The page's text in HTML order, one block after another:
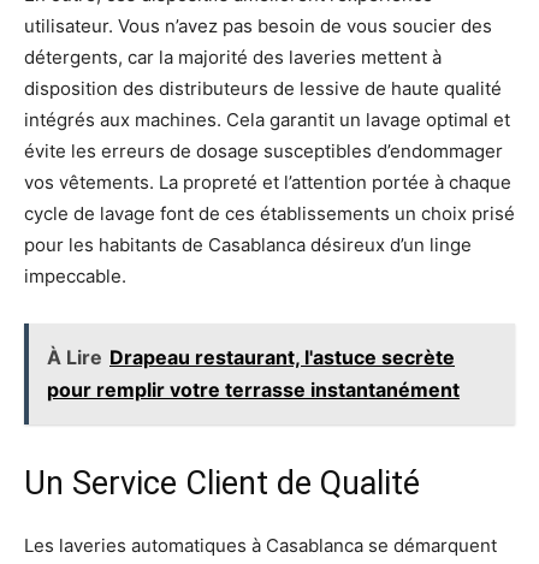
utilisateur. Vous n’avez pas besoin de vous soucier des
détergents, car la majorité des laveries mettent à
disposition des distributeurs de lessive de haute qualité
intégrés aux machines. Cela garantit un lavage optimal et
évite les erreurs de dosage susceptibles d’endommager
vos vêtements. La propreté et l’attention portée à chaque
cycle de lavage font de ces établissements un choix prisé
pour les habitants de Casablanca désireux d’un linge
impeccable.
À Lire Drapeau restaurant, l'astuce secrète
pour remplir votre terrasse instantanément
Un Service Client de Qualité
Les laveries automatiques à Casablanca se démarquent